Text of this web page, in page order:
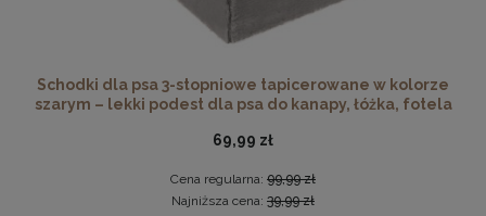
Schodki dla psa 3-stopniowe tapicerowane w kolorze
szarym – lekki podest dla psa do kanapy, łóżka, fotela
69,99 zł
Cena regularna: 99,99 zł
Najniższa cena: 39,99 zł